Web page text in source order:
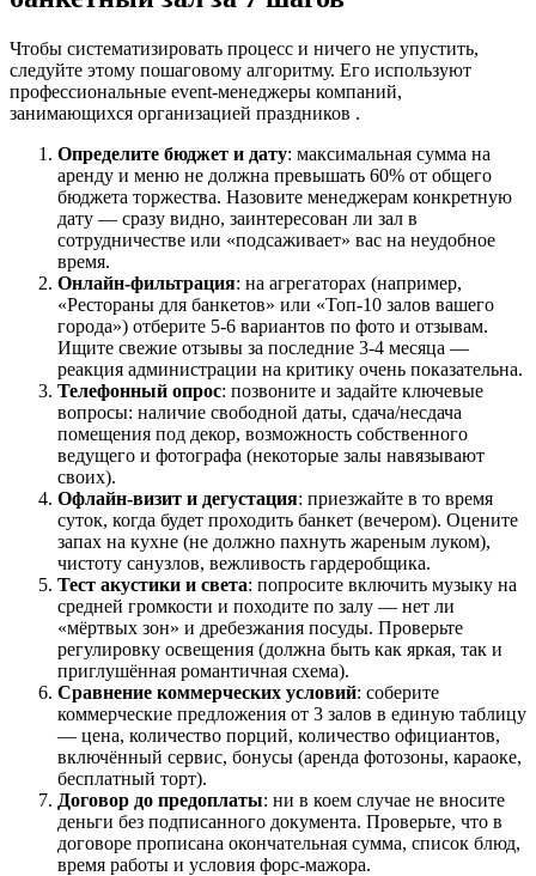
Чтобы систематизировать процесс и ничего не упустить,
следуйте этому пошаговому алгоритму. Его используют
профессиональные event-менеджеры компаний,
занимающихся организацией праздников .
Определите бюджет и дату: максимальная сумма на
аренду и меню не должна превышать 60% от общего
бюджета торжества. Назовите менеджерам конкретную
дату — сразу видно, заинтересован ли зал в
сотрудничестве или «подсаживает» вас на неудобное
время.
Онлайн-фильтрация: на агрегаторах (например,
«Рестораны для банкетов» или «Топ-10 залов вашего
города») отберите 5-6 вариантов по фото и отзывам.
Ищите свежие отзывы за последние 3-4 месяца —
реакция администрации на критику очень показательна.
Телефонный опрос: позвоните и задайте ключевые
вопросы: наличие свободной даты, сдача/несдача
помещения под декор, возможность собственного
ведущего и фотографа (некоторые залы навязывают
своих).
Офлайн-визит и дегустация: приезжайте в то время
суток, когда будет проходить банкет (вечером). Оцените
запах на кухне (не должно пахнуть жареным луком),
чистоту санузлов, вежливость гардеробщика.
Тест акустики и света: попросите включить музыку на
средней громкости и походите по залу — нет ли
«мёртвых зон» и дребезжания посуды. Проверьте
регулировку освещения (должна быть как яркая, так и
приглушённая романтичная схема).
Сравнение коммерческих условий: соберите
коммерческие предложения от 3 залов в единую таблицу
— цена, количество порций, количество официантов,
включённый сервис, бонусы (аренда фотозоны, караоке,
бесплатный торт).
Договор до предоплаты: ни в коем случае не вносите
деньги без подписанного документа. Проверьте, что в
договоре прописана окончательная сумма, список блюд,
время работы и условия форс-мажора.